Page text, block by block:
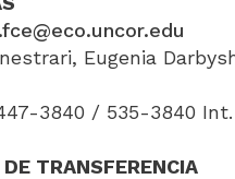
Eugenia
3840 / 535-3840 Int.
TRANSFERENCIA